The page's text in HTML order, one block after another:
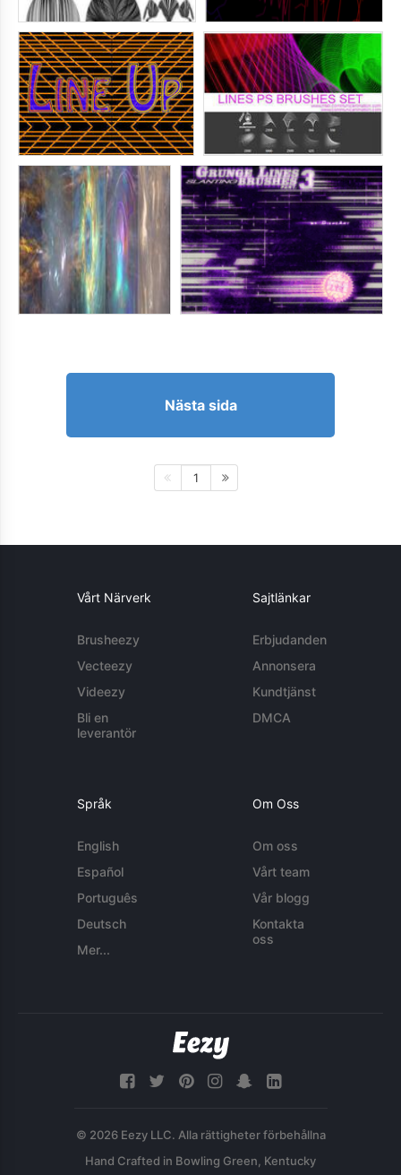
Nästa sida
1
Vårt Närverk
Brusheezy
Vecteezy
Videezy
Bli en
leverantör
Sajtlänkar
Erbjudanden
Annonsera
Kundtjänst
DMCA
Språk
English
Español
Português
Deutsch
Mer...
Om Oss
Om oss
Vårt team
Vår blogg
Kontakta
oss
© 2026 Eezy LLC. Alla rättigheter förbehållna